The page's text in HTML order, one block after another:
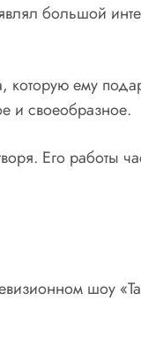
большой
которую ему
и своеобразное.
Его работы
шоу